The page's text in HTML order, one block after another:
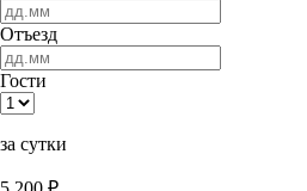
Отъезд
Гости
за сутки